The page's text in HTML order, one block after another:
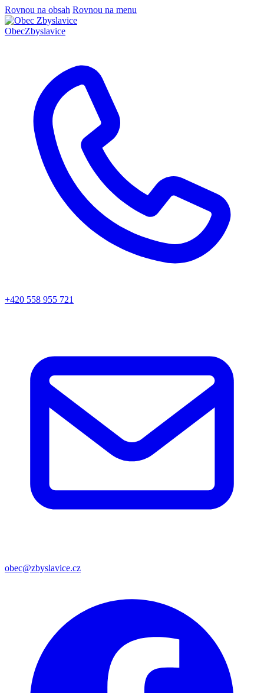
Rovnou na obsah Rovnou na menu
ObecZbyslavice
+420 558 955 721
obec@zbyslavice.cz